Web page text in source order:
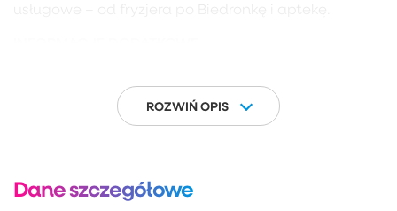
– czynsz ok 650 zł
– do mieszkania przynależy piwnica
– możliwość korzystania z rowerowni
– mieszkanie gotowe do wprowadzeni
– ekspozycja południowy zachód
ROZWIŃ OPIS
Dane szczegółowe